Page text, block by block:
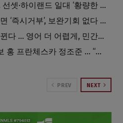
칙필레마저 문 닫았다 … 선셋·하이랜드 일대 ‘황량한 거리’로
[이민] 영주권 서류 빠지면 ‘즉시거부’, 보완기회 없다 … 이민심사 8월부터 확 바뀐다
[이민]시민권 시험 확 바뀐다 … 영어 더 어렵게, 민간시험 도입 추진
트럼프, 한인 주지사 후보 홍 프란체스카 정조준 … “미치광이다”
PREV NEXT